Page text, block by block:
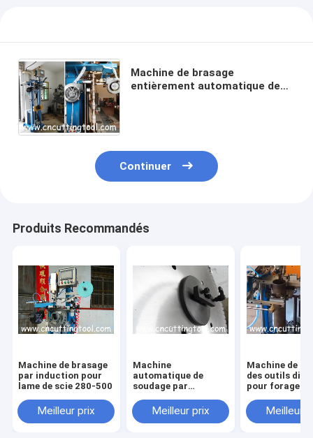
Machine de brasage
entièrement automatique de
Continuer
Produits Recommandés
Machine de brasage
par induction pour
lame de scie 280-500
Meilleur prix
Machine
automatique de
soudage par
brasage
automatique pour
Meilleur prix
Machine de
des outils
pour forages
70 à 600 mm
Meilleur